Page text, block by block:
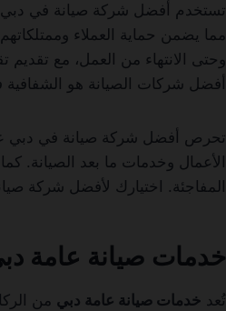
تستخدم أفضل شركة صيانة في دبي
مما يضمن حماية العملاء
وحتى الانتهاء من العمل، مع تقديم
أفضل شركات الصيانة هو
تحرص أفضل شركة صيانة في دبي
الأعمال وخدمات ما بعد الصيانة.
المفاجئة. اختيارك لأفضل شركة
خدمات صيانة عامة
تُعد خدمات صيانة عامة دبي من